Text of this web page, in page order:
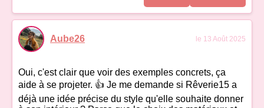
Aube26 le 13 Août 2025
Oui, c'est clair que voir des exemples concrets, ça
aide à se projeter. 👍 Je me demande si Rêverie15 a
déjà une idée précise du style qu'elle souhaite donner